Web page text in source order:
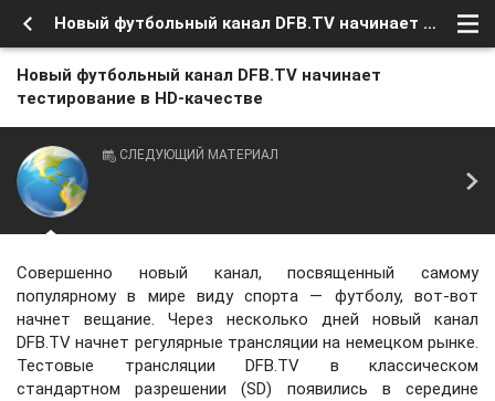
Новый футбольный канал DFB.TV начинает тестирование в HD-качестве
Новый футбольный канал DFB.TV начинает
тестирование в HD-качестве
СЛЕДУЮЩИЙ МАТЕРИАЛ
Совершенно новый канал, посвященный самому
популярному в мире виду спорта — футболу, вот-вот
начнет вещание. Через несколько дней новый канал
DFB.TV начнет регулярные трансляции на немецком рынке.
Тестовые трансляции DFB.TV в классическом
стандартном разрешении (SD) появились в середине